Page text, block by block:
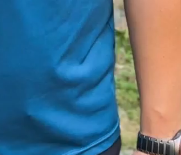
浙江女子主动辞职却被驳回，网
友怒赞：神仙公司